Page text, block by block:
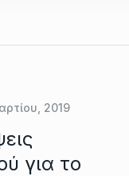
2019
για το